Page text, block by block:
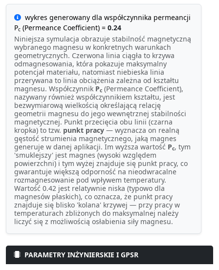
wykres generowany dla współczynnika permeancji
Pc (Permeance Coefficient) = 0.24
Niniejsza symulacja obrazuje stabilność magnetyczną
wybranego magnesu w konkretnych warunkach
geometrycznych. Czerwona linia ciągła to krzywa
odmagnesowania, która pokazuje maksymalny
potencjał materiału, natomiast niebieska linia
przerywana to linia obciążenia zależna od kształtu
magnesu. Współczynnik Pc (Permeance Coefficient),
nazywany również współczynnikiem kształtu, jest
bezwymiarową wielkością określającą relację
geometrii magnesu do jego wewnętrznej stabilności
magnetycznej. Punkt przecięcia obu linii (czarna
kropka) to tzw. punkt pracy — wyznacza on realną
gęstość strumienia magnetycznego, jaką magnes
generuje w danej aplikacji. Im wyższa wartość Pc, tym
'smuklejszy' jest magnes (wysoki względem
powierzchni) i tym wyżej znajduje się punkt pracy, co
gwarantuje większą odporność na nieodwracalne
rozmagnesowanie pod wpływem temperatury.
Wartość 0.42 jest relatywnie niska (typowo dla
magnesów płaskich), co oznacza, że punkt pracy
znajduje się blisko 'kolana' krzywej — przy pracy w
temperaturach zbliżonych do maksymalnej należy
liczyć się z możliwością osłabienia siły magnesu.
PARAMETRY INŻYNIERSKIE I GPSR